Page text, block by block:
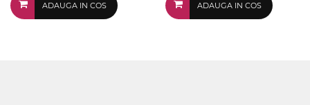
ADAUGA IN COS ADAUGA IN COS